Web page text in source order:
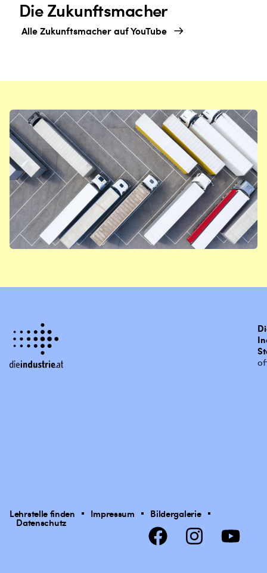
Die Zukunftsmacher
Alle Zukunftsmacher auf YouTube
Lehrstelle finden Impressum Bildergalerie
Datenschutz